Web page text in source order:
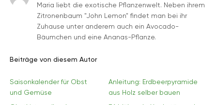
Maria liebt die exotische Pflanzenwelt. Neben ihrem
Zitronenbaum "John Lemon" findet man bei ihr
Zuhause unter anderem auch ein Avocado-
Bäumchen und eine Ananas-Pflanze.
Beiträge von diesem Autor
Saisonkalender für Obst
und Gemüse
Anleitung: Erdbeerpyramide
aus Holz selber bauen